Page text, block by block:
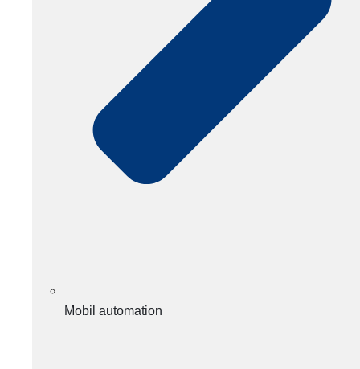
Mobil automation